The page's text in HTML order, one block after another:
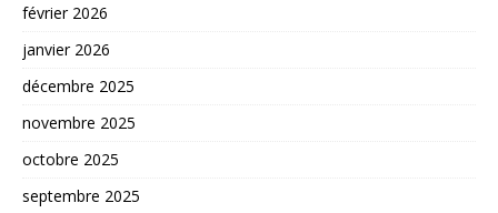
février 2026
janvier 2026
décembre 2025
novembre 2025
octobre 2025
septembre 2025